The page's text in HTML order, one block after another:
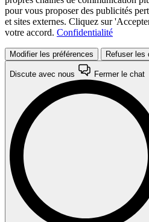
pour vous proposer des publicités
et sites externes. Cliquez sur
votre accord. Confidentialité
Modifier les préférences Refuser les
Discute avec nous Fermer le chat